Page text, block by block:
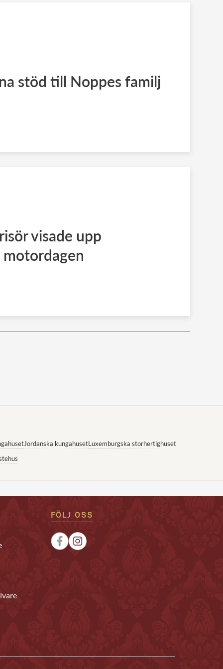
stöd till Noppes familj
visade upp
Jordanska kungahusetLuxemburgska storhertighuset
FÖLJ OSS